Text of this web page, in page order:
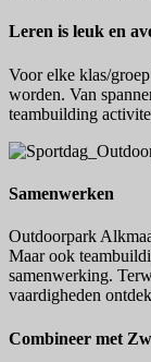
Leren is leuk en
Voor elke klas/
worden. Van
teambuilding
Samenwerken
Outdoorpark
Maar ook
samenwerking.
vaardigheden
Combineer met